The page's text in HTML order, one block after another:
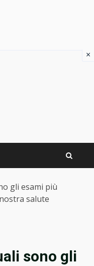
gli esami più
salute
sono gli
×